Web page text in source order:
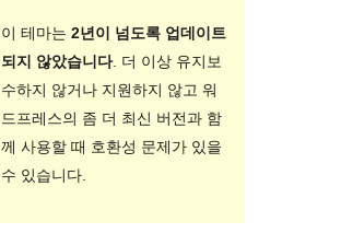
이 테마는 2년이 넘도록 업데이트
되지 않았습니다. 더 이상 유지보
수하지 않거나 지원하지 않고 워
드프레스의 좀 더 최신 버전과 함
께 사용할 때 호환성 문제가 있을
수 있습니다.